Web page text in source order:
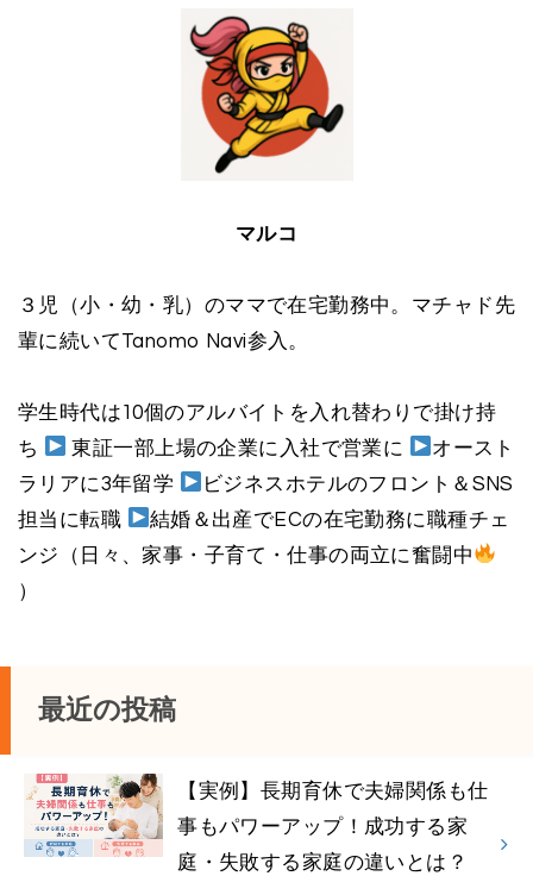
マルコ
３児（小・幼・乳）のママで在宅勤務中。マチャド先
輩に続いてTanomo Navi参入。
学生時代は10個のアルバイトを入れ替わりで掛け持
ち
東証一部上場の企業に入社で営業に
オースト
ラリアに3年留学
ビジネスホテルのフロント＆SNS
担当に転職
結婚＆出産でECの在宅勤務に職種チェ
ンジ（日々、家事・子育て・仕事の両立に奮闘中
）
最近の投稿
【実例】長期育休で夫婦関係も仕
事もパワーアップ！成功する家
庭・失敗する家庭の違いとは？